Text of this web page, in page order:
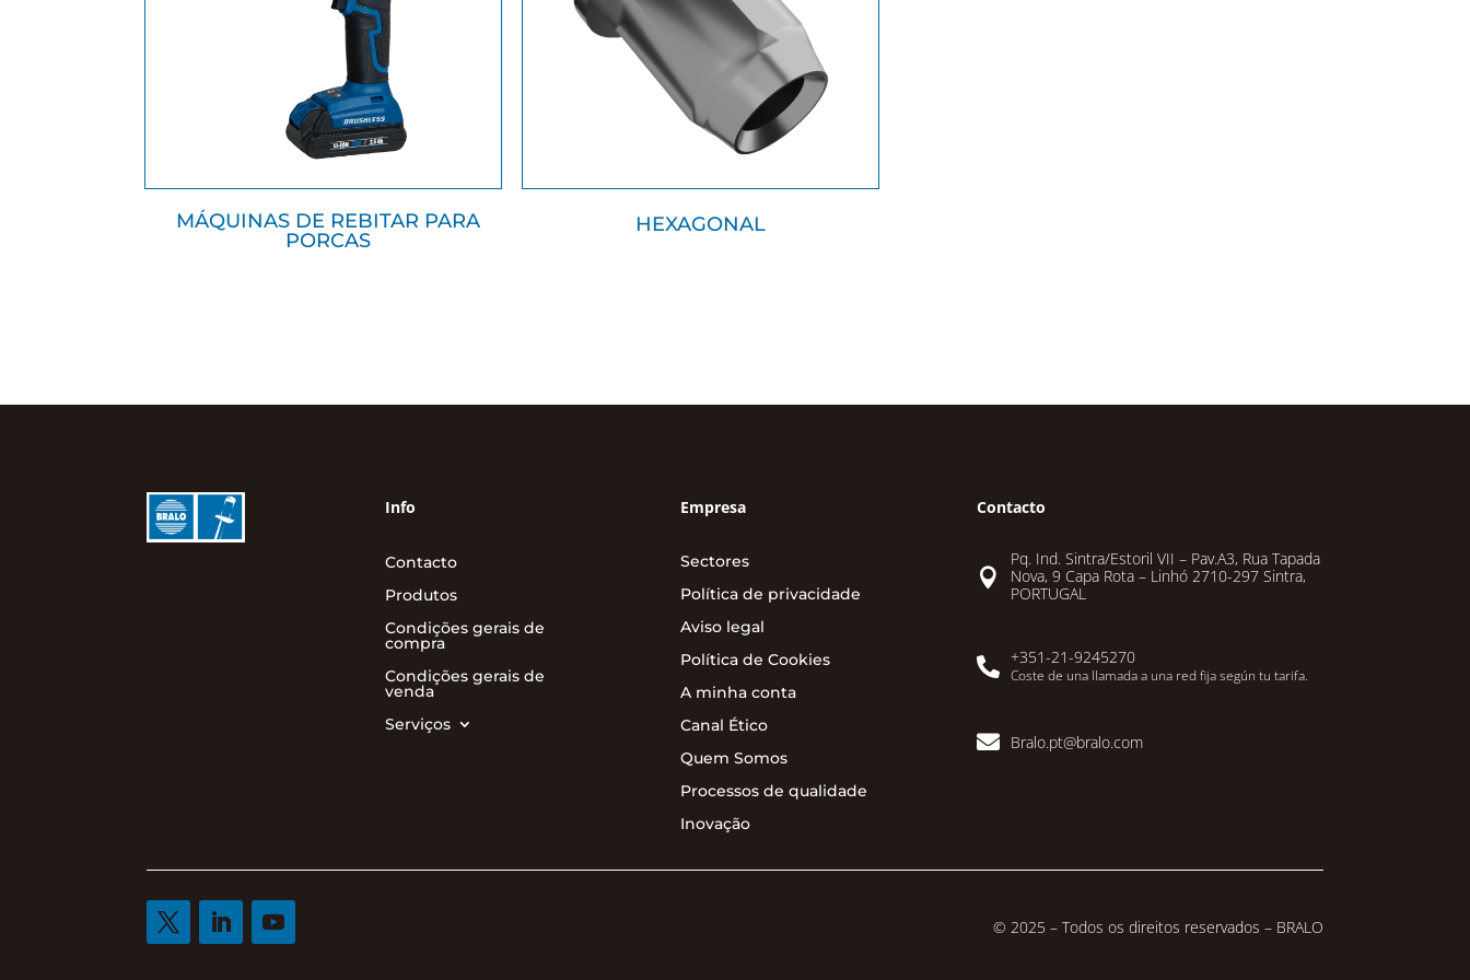
MÁQUINAS DE REBITAR PARA
PORCAS
HEXAGONAL
Info
Contacto
Produtos
Condições gerais de
compra
Condições gerais de
venda
Serviços
Empresa
Sectores
Política de privacidade
Aviso legal
Política de Cookies
A minha conta
Canal Ético
Quem Somos
Processos de qualidade
Inovação
Contacto

Pq. Ind. Sintra/Estoril VII – Pav.A3, Rua Tapada
Nova, 9 Capa Rota – Linhó 2710-297 Sintra,
PORTUGAL
 +351-21-9245270
Coste de una llamada a una red fija según tu tarifa.
 Bralo.pt@bralo.com
© 2025 – Todos os direitos reservados – BRALO